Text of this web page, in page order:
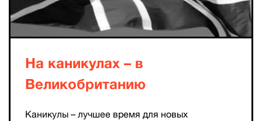
На каникулах – в
Великобританию
Каникулы – лучшее время для новых